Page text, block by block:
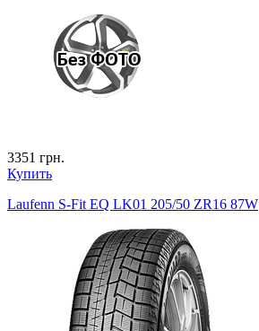
3351 грн.
Купить
Laufenn S-Fit EQ LK01 205/50 ZR16 87W